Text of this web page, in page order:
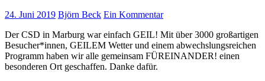
24. Juni 2019 Björn Beck Ein Kommentar
Der CSD in Marburg war einfach GEIL! Mit über 3000 großartigen
Besucher*innen, GEILEM Wetter und einem abwechslungsreichen
Programm haben wir alle gemeinsam FÜREINANDER! einen
besonderen Ort geschaffen. Danke dafür.